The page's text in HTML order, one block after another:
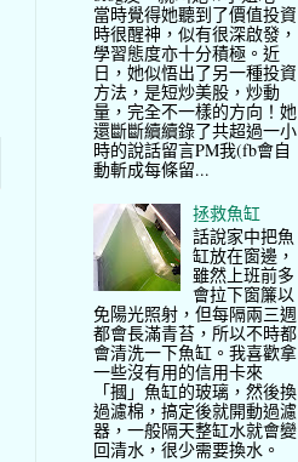
當時覺得她聽到了價值投資
時很醒神，似有很深啟發，
學習態度亦十分積極。近
日，她似悟出了另一種投資
方法，是短炒美股，炒動
量，完全不一樣的方向！她
還斷斷續續錄了共超過一小
時的說話留言PM我(fb會自
動斬成每條留...
拯救魚缸
話說家中把魚
缸放在窗邊，
雖然上班前多
會拉下窗簾以
免陽光照射，但每隔兩三週
都會長滿青苔，所以不時都
會清洗一下魚缸。我喜歡拿
一些沒有用的信用卡來
「摑」魚缸的玻璃，然後換
過濾棉，搞定後就開動過濾
器，一般隔天整缸水就會變
回清水，很少需要換水。